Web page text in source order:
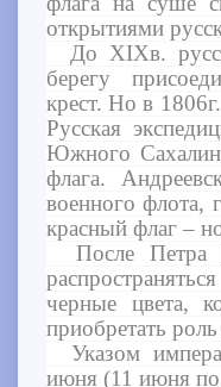
открытиями
До XIXв.
берегу
крест. Но в
Русская
Южного
флага.
военного флота,
красный флаг –
После Петра
черные цвета,
приобретать
Указом
июня (11 июня по